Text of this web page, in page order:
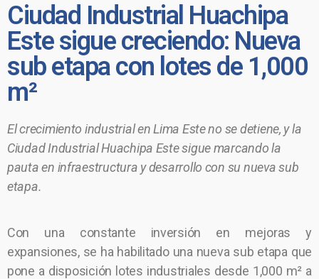
Ciudad Industrial Huachipa
Este sigue creciendo: Nueva
sub etapa con lotes de 1,000
m²
El crecimiento industrial en Lima Este no se detiene, y la
Ciudad Industrial Huachipa Este sigue marcando la
pauta en infraestructura y desarrollo con su nueva sub
etapa.
Con una constante inversión en mejoras y
expansiones, se ha habilitado una nueva sub etapa que
pone a disposición lotes industriales desde 1,000 m² a